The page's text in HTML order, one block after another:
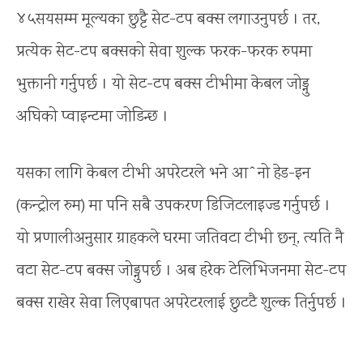
४५सयसम्म मूल्यका छुट्टै सेट-टप बक्स लगाउनुपर्छ । तर,
प्रत्येक सेट-टप बक्सको सेवा शुल्क फरक-फरक रुपमा
भुक्तानी गर्नुपर्छ । यो सेट-टप बक्स टीभीमा केबल जोड्नु
अघिको प्वाइन्टमा जोडिन्छ ।
यसका लागि केबल टीभी अपरेटरले भने आˆनो हेड-इन
(कन्ट्रोल रुम) मा पनि सबै उपकरण डिजिटलाइज्ड गर्नुपर्छ ।
यो प्रणालीअनुसार ग्राहकले घरमा जतिवटा टीभी छन्, त्यति नै
वटा सेट-टप बक्स जोड्नुपर्छ । अब हरेक टेलिभिजनमा सेट-टप
बक्स राखेर सेवा लिएबापत अपरेटरलाई छुटटै शुल्क तिर्नुपर्छ ।